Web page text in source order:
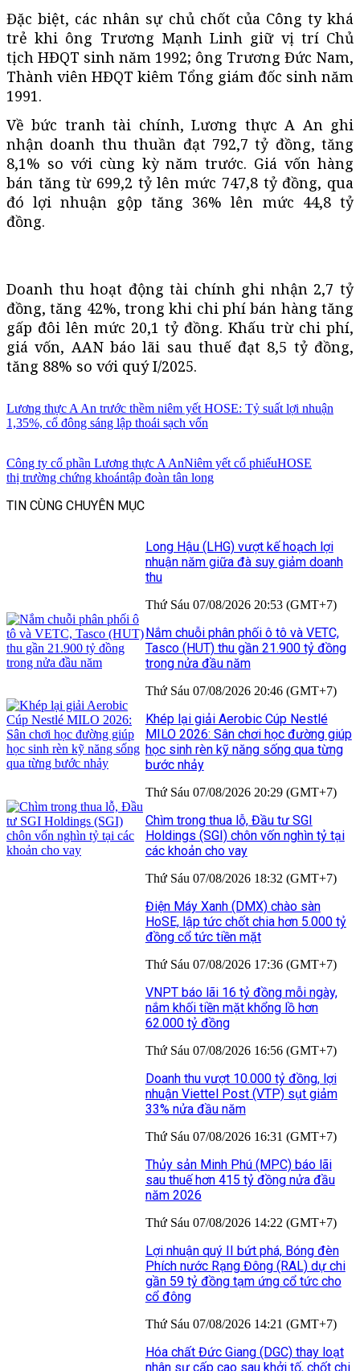
Đặc biệt, các nhân sự chủ chốt của Công ty khá
trẻ khi ông Trương Mạnh Linh giữ vị trí Chủ
tịch HĐQT sinh năm 1992; ông Trương Đức Nam,
Thành viên HĐQT kiêm Tổng giám đốc sinh năm
1991.
Về bức tranh tài chính, Lương thực A An ghi
nhận doanh thu thuần đạt 792,7 tỷ đồng, tăng
8,1% so với cùng kỳ năm trước. Giá vốn hàng
bán tăng từ 699,2 tỷ lên mức 747,8 tỷ đồng, qua
đó lợi nhuận gộp tăng 36% lên mức 44,8 tỷ
đồng.
Doanh thu hoạt động tài chính ghi nhận 2,7 tỷ
đồng, tăng 42%, trong khi chi phí bán hàng tăng
gấp đôi lên mức 20,1 tỷ đồng. Khấu trừ chi phí,
giá vốn, AAN báo lãi sau thuế đạt 8,5 tỷ đồng,
tăng 88% so với quý I/2025.
Lương thực A An trước thềm niêm yết HOSE: Tỷ suất lợi nhuận
1,35%, cổ đông sáng lập thoái sạch vốn
Công ty cổ phần Lương thực A AnNiêm yết cổ phiếuHOSE
thị trường chứng khoántập đoàn tân long
TIN CÙNG CHUYÊN MỤC
Long Hậu (LHG) vượt kế hoạch lợi
nhuận năm giữa đà suy giảm doanh
thu
Thứ Sáu 07/08/2026 20:53 (GMT+7)
Nắm chuỗi phân phối ô tô và VETC,
Tasco (HUT) thu gần 21.900 tỷ đồng
trong nửa đầu năm
Thứ Sáu 07/08/2026 20:46 (GMT+7)
Khép lại giải Aerobic Cúp Nestlé
MILO 2026: Sân chơi học đường giúp
học sinh rèn kỹ năng sống qua từng
bước nhảy
Thứ Sáu 07/08/2026 20:29 (GMT+7)
Chìm trong thua lỗ, Đầu tư SGI
Holdings (SGI) chôn vốn nghìn tỷ tại
các khoản cho vay
Thứ Sáu 07/08/2026 18:32 (GMT+7)
Điện Máy Xanh (DMX) chào sàn
HoSE, lập tức chốt chia hơn 5.000 tỷ
đồng cổ tức tiền mặt
Thứ Sáu 07/08/2026 17:36 (GMT+7)
VNPT báo lãi 16 tỷ đồng mỗi ngày,
nắm khối tiền mặt khổng lồ hơn
62.000 tỷ đồng
Thứ Sáu 07/08/2026 16:56 (GMT+7)
Doanh thu vượt 10.000 tỷ đồng, lợi
nhuận Viettel Post (VTP) sụt giảm
33% nửa đầu năm
Thứ Sáu 07/08/2026 16:31 (GMT+7)
Thủy sản Minh Phú (MPC) báo lãi
sau thuế hơn 415 tỷ đồng nửa đầu
năm 2026
Thứ Sáu 07/08/2026 14:22 (GMT+7)
Lợi nhuận quý II bứt phá, Bóng đèn
Phích nước Rạng Đông (RAL) dự chi
gần 59 tỷ đồng tạm ứng cổ tức cho
cổ đông
Thứ Sáu 07/08/2026 14:21 (GMT+7)
Hóa chất Đức Giang (DGC) thay loạt
nhân sự cấp cao sau khởi tố, chốt chi